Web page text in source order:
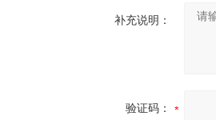
补充说明：
验证码：